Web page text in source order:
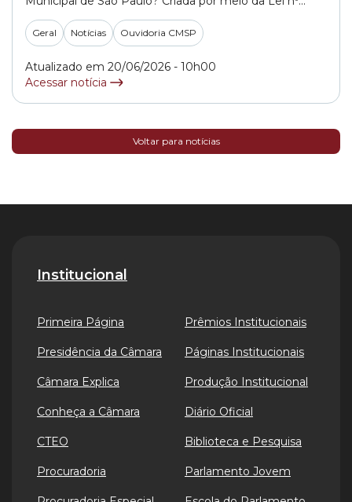
15.507, de 15 de dezembro de 2011, a Ouvidoria é um
canal de comunicação entre o cidadão e a Câmara
Geral Notícias Ouvidoria CMSP
Atualizado em 20/06/2026 - 10h00
Acessar notícia
Voltar para notícias
Institucional
Primeira Página
Presidência da Câmara
Câmara Explica
Conheça a Câmara
CTEO
Procuradoria
Prêmios Institucionais
Páginas Institucionais
Produção Institucional
Diário Oficial
Biblioteca e Pesquisa
Parlamento Jovem